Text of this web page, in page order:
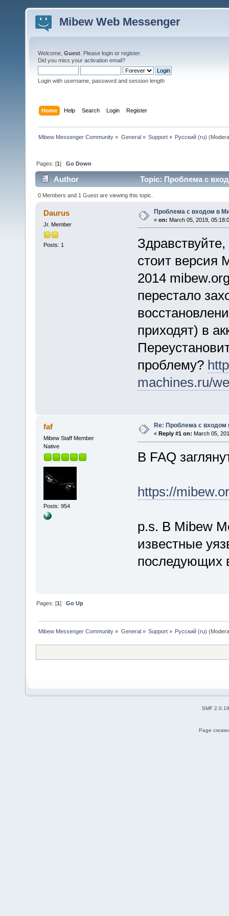
Mibew Web Messenger
Welcome, Guest . Please login or register.
Did you miss your activation email?
Login with username, password and session length
Home Help Search Login Register
Mibew Messenger Community » General» Support» Русский (ru)
Pages: [1]Go Down
Author Topic: Проблема с
0 Members and 1 Guest are viewing this topic.
Daurus
Jr. Member
Posts: 1
Проблема с входом в
« on: March 05, 2019,
стоит версия
2014
перестало
приходят) в
проблему?
machines.ru/
faf
Mibew Staff Member
Native
Posts: 954
Re: Проблема с
« Reply #1 on: March 05,
В FAQ
https://
p.s. В Mibew
известные
последующих
Pages: [1]Go Up
Mibew Messenger Community » General» Support» Русский (ru)
SMF 2.0.19
Page